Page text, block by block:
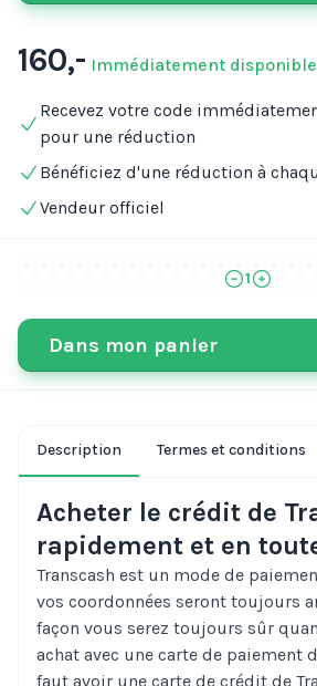
160,- Immédiatement disponible
Recevez votre code
pour une réduction
Bénéficiez d'une réduction à
Vendeur officiel
1
Dans mon panier
Description Termes et conditions
Acheter le crédit de
rapidement et en
Transcash est un mode de
vos coordonnées seront toujours
façon vous serez toujours sûr
achat avec une carte de paiement
faut avoir une carte de crédit de